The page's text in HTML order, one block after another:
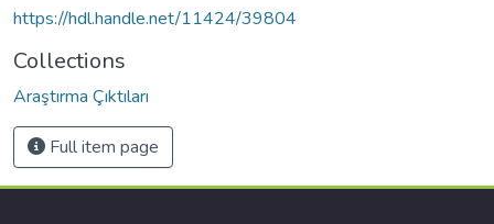
https://hdl.handle.net/11424/39804
Collections
Araştırma Çıktıları
Full item page